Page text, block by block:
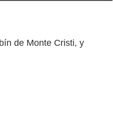
de Monte Cristi, y